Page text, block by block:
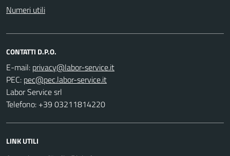
Numeri utili
CONTATTI D.P.O.
E-mail:
PEC:
Labor Service srl
Telefono: +39 03211814220
LINK UTILI